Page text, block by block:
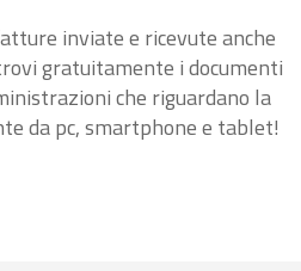
inviate e ricevute anche
gratuitamente i documenti
che riguardano la
da pc, smartphone e tablet!